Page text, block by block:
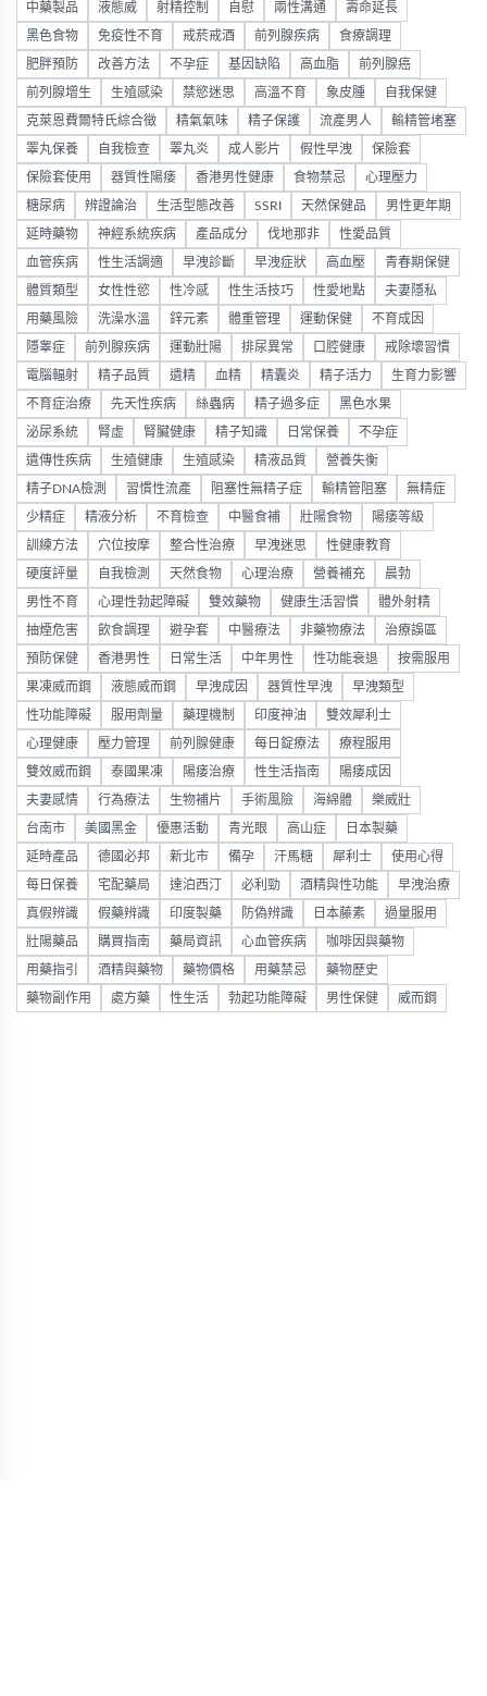
中藥製品 液態威 射精控制 自慰 兩性溝通 壽命延長
黑色食物 免疫性不育 戒菸戒酒 前列腺疾病 食療調理
肥胖預防 改善方法 不孕症 基因缺陷 高血脂 前列腺癌
前列腺增生 生殖感染 禁慾迷思 高溫不育 象皮腫 自我保健
克萊恩費爾特氏綜合徵 精氣氣味 精子保護 流產男人 輸精管堵塞
睪丸保養 自我檢查 睪丸炎 成人影片 假性早洩 保險套
保險套使用 器質性陽痿 香港男性健康 食物禁忌 心理壓力
糖尿病 辨證論治 生活型態改善 SSRI 天然保健品 男性更年期
延時藥物 神經系統疾病 產品成分 伐地那非 性愛品質
血管疾病 性生活調適 早洩診斷 早洩症狀 高血壓 青春期保健
體質類型 女性性慾 性冷感 性生活技巧 性愛地點 夫妻隱私
用藥風險 洗澡水溫 鋅元素 體重管理 運動保健 不育成因
隱睾症 前列腺疾病 運動壯陽 排尿異常 口腔健康 戒除壞習慣
電腦輻射 精子品質 遺精 血精 精囊炎 精子活力 生育力影響
不育症治療 先天性疾病 絲蟲病 精子過多症 黑色水果
泌尿系統 腎虛 腎臟健康 精子知識 日常保養 不孕症
遺傳性疾病 生殖健康 生殖感染 精液品質 營養失衡
精子DNA檢測 習慣性流產 阻塞性無精子症 輸精管阻塞 無精症
少精症 精液分析 不育檢查 中醫食補 壯陽食物 陽痿等級
訓練方法 穴位按摩 整合性治療 早洩迷思 性健康教育
硬度評量 自我檢測 天然食物 心理治療 營養補充 晨勃
男性不育 心理性勃起障礙 雙效藥物 健康生活習慣 體外射精
抽煙危害 飲食調理 避孕套 中醫療法 非藥物療法 治療誤區
預防保健 香港男性 日常生活 中年男性 性功能衰退 按需服用
果凍威而鋼 液態威而鋼 早洩成因 器質性早洩 早洩類型
性功能障礙 服用劑量 藥理機制 印度神油 雙效犀利士
心理健康 壓力管理 前列腺健康 每日錠療法 療程服用
雙效威而鋼 泰國果凍 陽痿治療 性生活指南 陽痿成因
夫妻感情 行為療法 生物補片 手術風險 海綿體 樂威壯
台南市 美國黑金 優惠活動 青光眼 高山症 日本製藥
延時產品 德國必邦 新北市 備孕 汗馬糖 犀利士 使用心得
每日保養 宅配藥局 達泊西汀 必利勁 酒精與性功能 早洩治療
真假辨識 假藥辨識 印度製藥 防偽辨識 日本藤素 過量服用
壯陽藥品 購買指南 藥局資訊 心血管疾病 咖啡因與藥物
用藥指引 酒精與藥物 藥物價格 用藥禁忌 藥物歷史
藥物副作用 處方藥 性生活 勃起功能障礙 男性保健 威而鋼